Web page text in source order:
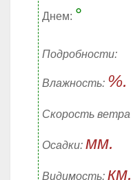
Днем: °
Подробности:
Влажность: %.
Скорость
Осадки: мм.
Видимость: км.